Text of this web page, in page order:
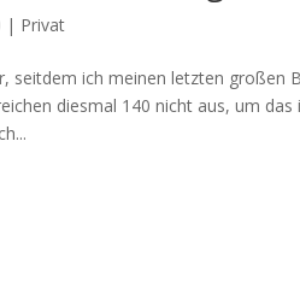
| Privat
seitdem ich meinen letzten großen
diesmal 140 nicht aus, um